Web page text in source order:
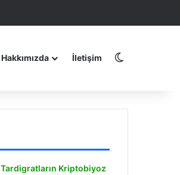
Hakkımızda İletişim
Tardigratların Kriptobiyoz